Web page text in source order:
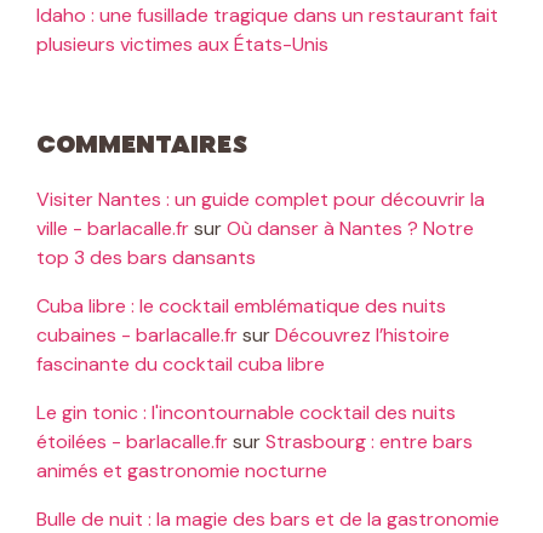
Idaho : une fusillade tragique dans un restaurant fait
plusieurs victimes aux États-Unis
Commentaires
Visiter Nantes : un guide complet pour découvrir la
ville - barlacalle.frsurOù danser à Nantes ? Notre
top 3 des bars dansants
Cuba libre : le cocktail emblématique des nuits
cubaines - barlacalle.frsurDécouvrez l’histoire
fascinante du cocktail cuba libre
Le gin tonic : l'incontournable cocktail des nuits
étoilées - barlacalle.frsurStrasbourg : entre bars
animés et gastronomie nocturne
Bulle de nuit : la magie des bars et de la gastronomie